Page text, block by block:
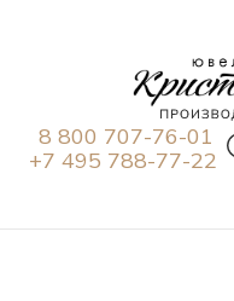
8 800 707-76-01
+7 495 788-77-22